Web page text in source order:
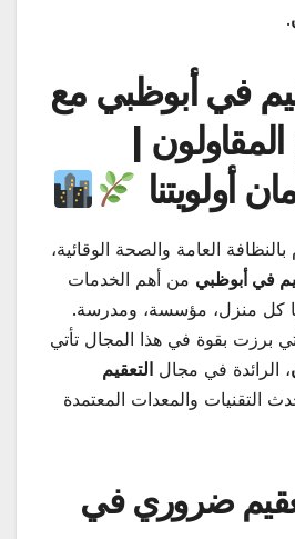
.
في أبوظبي مع
|
أولويتنا
العامة والصحة الوقائية،
في أبوظبي من أهم الخدمات
كل منزل، مؤسسة، ومدرسة.
برزت بقوة في هذا المجال تأتي
، الرائدة في مجال التعقيم
التقنيات والمعدات المعتمدة
ضروري في